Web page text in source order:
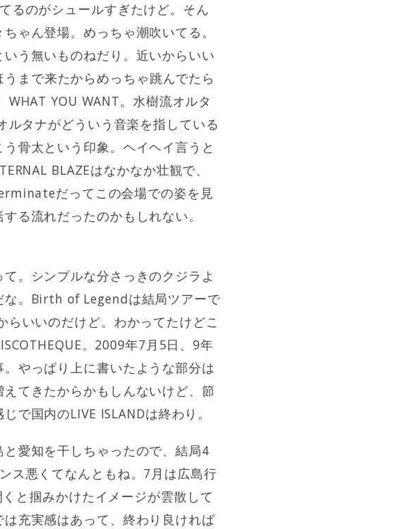
るのがシュールすぎたけど。そん
ゃん登場。めっちゃ潮吹いてる。
う無いものねだり。近いからいい
まで来たからめっちゃ跳んでたら
YOU WANT。水樹流オルタ
タナがどういう音楽を指している
骨太という印象。ヘイヘイ言うと
BLAZEはなかなか壮観で、
だってこの会場での姿を見
る流れだったのかもしれない。
。シンプルな分さっきのクジラよ
な。Birth of Legendは結局ツアーで
いいのだけど。わかってたけどこ
。2009年7月5日、9年
やっぱり上に書いたような部分は
てきたからかもしんないけど、節
で国内のLIVE ISLANDは終わり。
愛知を干しちゃったので、結局4
ス悪くてなんともね。7月は広島行
と掴みかけたイメージが雲散して
充実感はあって、終わり良ければ